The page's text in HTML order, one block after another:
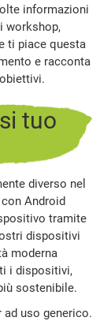
informazioni
workshop,
ti piace questa
e racconta
tuo
diverso nel
Android
tramite
dispositivi
moderna
i dispositivi,
sostenibile.
uso generico.